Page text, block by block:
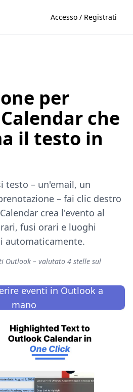
Accesso / Registrati
per
che
il testo in
testo – un'email, un
– fai clic destro
crea l'evento al
fusi orari e luoghi
automaticamente.
Outlook – valutato 4 stelle sul
eventi in Outlook a
mano